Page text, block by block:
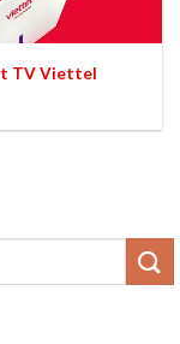
TV Viettel